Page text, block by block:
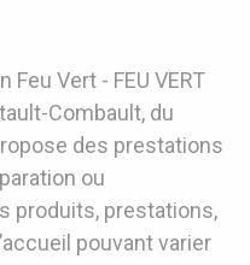
Vert - FEU VERT
Combault, du
des prestations
ou
produits, prestations,
pouvant varier